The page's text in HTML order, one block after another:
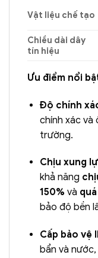
Vật liệu chế tạo
Chiều dài dây
tín hiệu
Ưu điểm nổi
Độ chính
chính xác và
trường.
Chịu xung
khả năng
150% và
bảo độ bền
Cấp bảo vệ
bẩn và